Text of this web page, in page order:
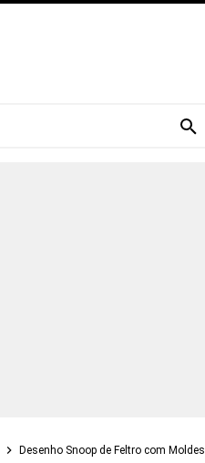
Desenho Snoop de Feltro com Moldes